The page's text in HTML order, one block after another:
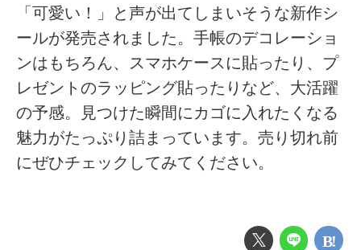
「可愛い！」と声が出てしまいそうな新作シ
ールが発売されました。手帳のデコレーショ
ンはもちろん、スマホケースに貼ったり、プ
レゼントのラッピング貼ったりなど、大活躍
の予感。見つけた瞬間にカゴに入れたくなる
魅力がたっぷり詰まっています。売り切れ前
にぜひチェックしてみてください。